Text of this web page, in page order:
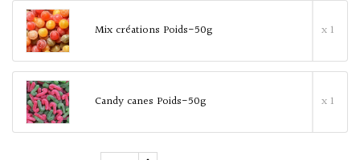
Mix créations Poids-50g x 1
Candy canes Poids-50g x 1